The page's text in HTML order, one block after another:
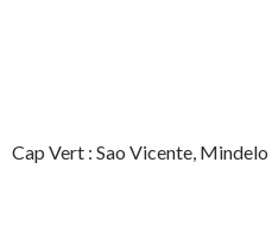
Cap Vert : Sao Vicente, Mindelo